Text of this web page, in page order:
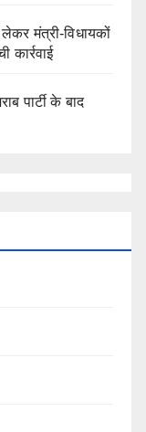
मंत्री-विधायकों
पार्टी के बाद